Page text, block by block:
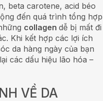
beta carotene, acid béo
đến quá trình tổng hợp
collagen dễ bị mất đi
Khi kết hợp các lợi ích
da hàng ngày của bạn
các dấu hiệu lão hóa –
VỀ DA